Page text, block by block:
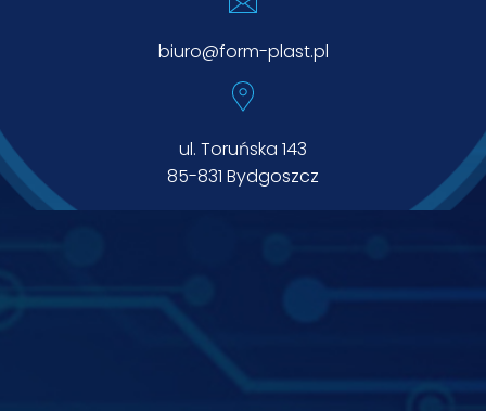
biuro@form-plast.pl
ul. Toruńska 143
85-831 Bydgoszcz